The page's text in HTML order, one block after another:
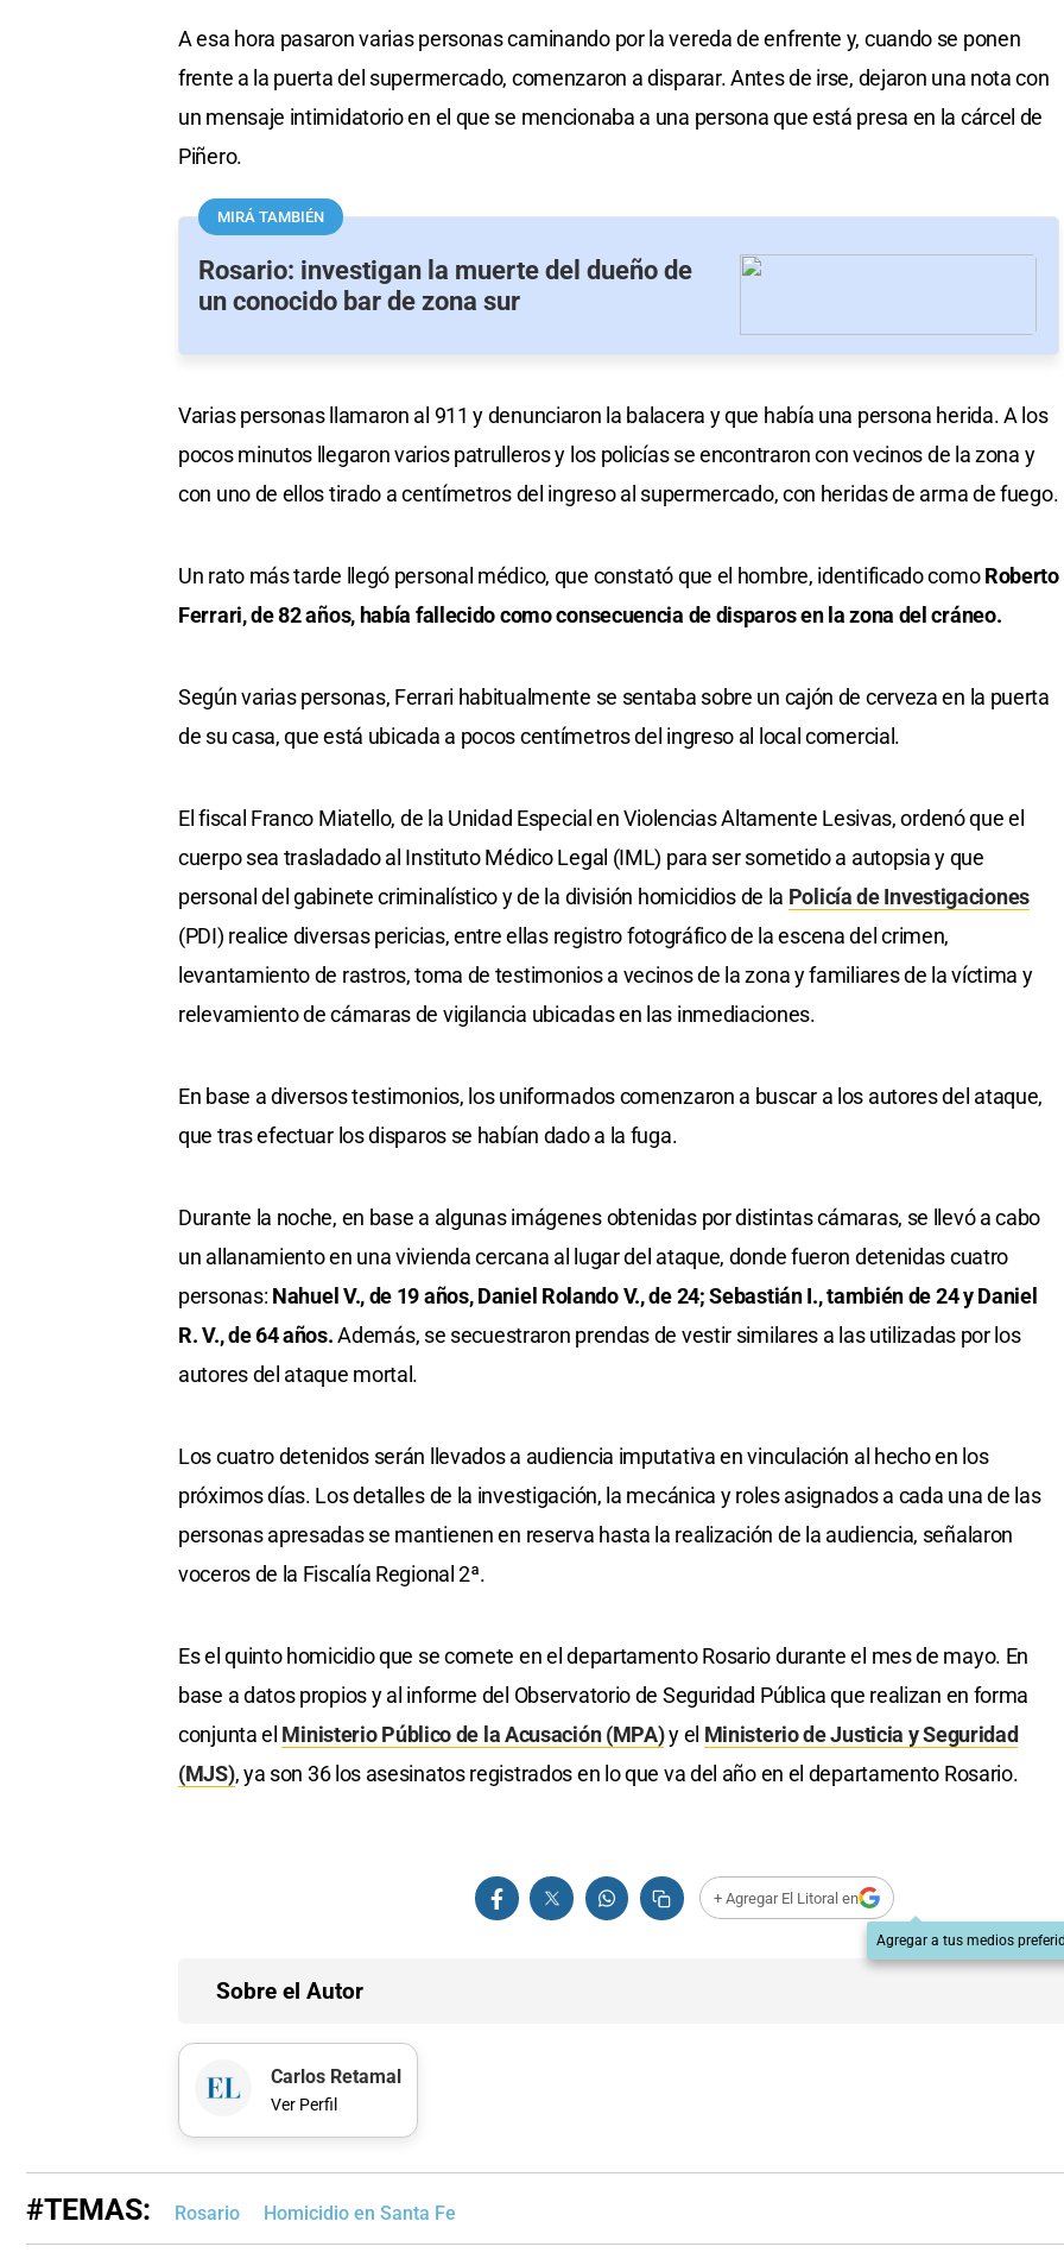
A esa hora pasaron varias personas caminando por la vereda de enfrente y, cuando se ponen
frente a la puerta del supermercado, comenzaron a disparar. Antes de irse, dejaron una nota con
un mensaje intimidatorio en el que se mencionaba a una persona que está presa en la cárcel de
Piñero.
MIRÁ TAMBIÉN
Rosario: investigan la muerte del dueño de
un conocido bar de zona sur
Varias personas llamaron al 911 y denunciaron la balacera y que había una persona herida. A los
pocos minutos llegaron varios patrulleros y los policías se encontraron con vecinos de la zona y
con uno de ellos tirado a centímetros del ingreso al supermercado, con heridas de arma de fuego.
Un rato más tarde llegó personal médico, que constató que el hombre, identificado comoRoberto
Ferrari, de 82 años, había fallecido como consecuencia de disparos en la zona del cráneo.
Según varias personas, Ferrari habitualmente se sentaba sobre un cajón de cerveza en la puerta
de su casa, que está ubicada a pocos centímetros del ingreso al local comercial.
El fiscal Franco Miatello, de la Unidad Especial en Violencias Altamente Lesivas, ordenó que el
cuerpo sea trasladado al Instituto Médico Legal (IML) para ser sometido a autopsia y que
personal del gabinete criminalístico y de la división homicidios de la Policía de Investigaciones
(PDI) realice diversas pericias, entre ellas registro fotográfico de la escena del crimen,
levantamiento de rastros, toma de testimonios a vecinos de la zona y familiares de la víctima y
relevamiento de cámaras de vigilancia ubicadas en las inmediaciones.
En base a diversos testimonios, los uniformados comenzaron a buscar a los autores del ataque,
que tras efectuar los disparos se habían dado a la fuga.
Durante la noche, en base a algunas imágenes obtenidas por distintas cámaras, se llevó a cabo
un allanamiento en una vivienda cercana al lugar del ataque, donde fueron detenidas cuatro
personas: Nahuel V., de 19 años, Daniel Rolando V., de 24; Sebastián I., también de 24 y Daniel
R. V., de 64 años.Además, se secuestraron prendas de vestir similares a las utilizadas por los
autores del ataque mortal.
Los cuatro detenidos serán llevados a audiencia imputativa en vinculación al hecho en los
próximos días. Los detalles de la investigación, la mecánica y roles asignados a cada una de las
personas apresadas se mantienen en reserva hasta la realización de la audiencia, señalaron
voceros de la Fiscalía Regional 2ª.
Es el quinto homicidio que se comete en el departamento Rosario durante el mes de mayo. En
base a datos propios y al informe del Observatorio de Seguridad Pública que realizan en forma
conjunta el Ministerio Público de la Acusación (MPA)y el Ministerio de Justicia y Seguridad
(MJS), ya son 36 los asesinatos registrados en lo que va del año en el departamento Rosario.
+ Agregar El Litoral en
Agregar a tus medios
Sobre el Autor
Carlos Retamal
Ver Perfil
#TEMAS: Rosario Homicidio en Santa Fe